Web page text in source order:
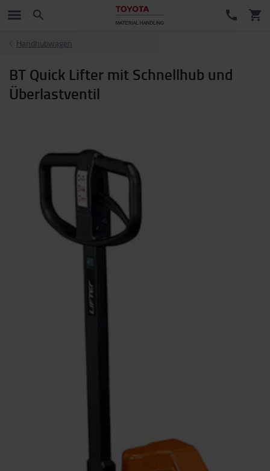
Handhubwagen
BT Quick Lifter mit Schnellhub und
Überlastventil